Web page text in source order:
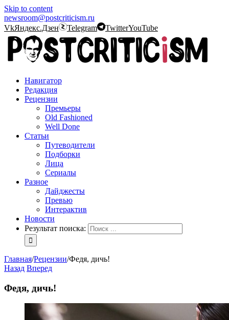
Skip to content
newsroom@postcriticism.ru
VkЯндекс.Дзен Telegram TwitterYouTube
Навигатор
Редакция
Рецензии
Премьеры
Old Fashioned
Well Done
Статьи
Путеводители
Подборки
Лица
Сериалы
Разное
Дайджесты
Превью
Интерактив
Новости
Результат поиска:
Главная/Рецензии/Федя, дичь!
Назад Вперед
Федя, дичь!